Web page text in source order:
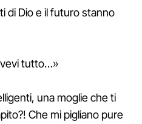
di Dio e il futuro stanno
tutto…»
una moglie che ti
Che mi pigliano pure